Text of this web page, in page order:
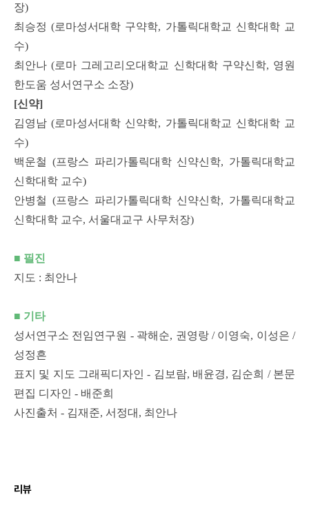
장)
최승정 (로마성서대학 구약학, 가톨릭대학교 신학대학 교
수)
최안나 (로마 그레고리오대학교 신학대학 구약신학, 영원
한도움 성서연구소 소장)
[신약]
김영남 (로마성서대학 신약학, 가톨릭대학교 신학대학 교
수)
백운철 (프랑스 파리가톨릭대학 신약신학, 가톨릭대학교
신학대학 교수)
안병철 (프랑스 파리가톨릭대학 신약신학, 가톨릭대학교
신학대학 교수, 서울대교구 사무처장)
■ 필진
지도 : 최안나
■ 기타
성서연구소 전임연구원 - 곽해순, 권영랑 / 이영숙, 이성은 /
성정흔
표지 및 지도 그래픽디자인 - 김보람, 배윤경, 김순희 / 본문
편집 디자인 - 배준희
사진출처 - 김재준, 서정대, 최안나
리뷰